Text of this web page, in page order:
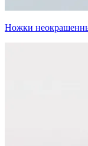
Ножки